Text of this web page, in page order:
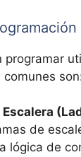
programar
comunes
de
lógica de